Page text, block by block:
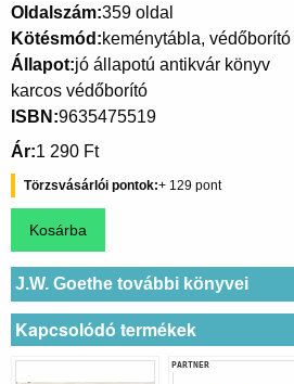
Oldalszám 359 oldal
Kötésmód keménytábla, védőborító
Állapot jó állapotú antikvár könyv
karcos védőborító
ISBN 9635475519
Ár 1 290 Ft
Törzsvásárlói pontok 129
J.W. Goethe további könyvei
Kapcsolódó termékek
PARTNER